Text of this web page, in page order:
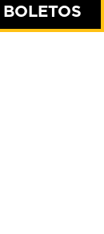
BOLETOS